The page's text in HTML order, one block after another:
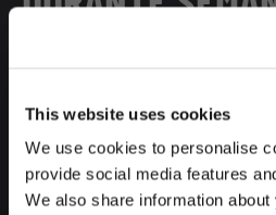
This website uses cookies
We use cookies to personalise
provide social media features
We also share information
de gente pero que buscan la
descansar.